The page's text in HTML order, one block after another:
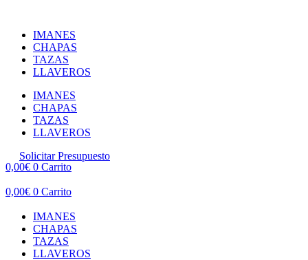
contenidoIMANES
CHAPAS
TAZAS
LLAVEROS
IMANES
CHAPAS
TAZAS
LLAVEROS
Solicitar Presupuesto
0,00€ 0 Carrito
0,00€ 0 Carrito
IMANES
CHAPAS
TAZAS
LLAVEROS